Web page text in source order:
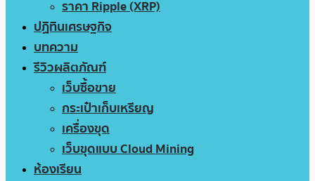
ราคา Ripple (XRP)
ปฏิทินเศรษฐกิจ
บทความ
รีวิวผลิตภัณฑ์
เว็บซื้อขาย
กระเป๋าเก็บเหรียญ
เครื่องขุด
เว็บขุดแบบ Cloud Mining
ห้องเรียน